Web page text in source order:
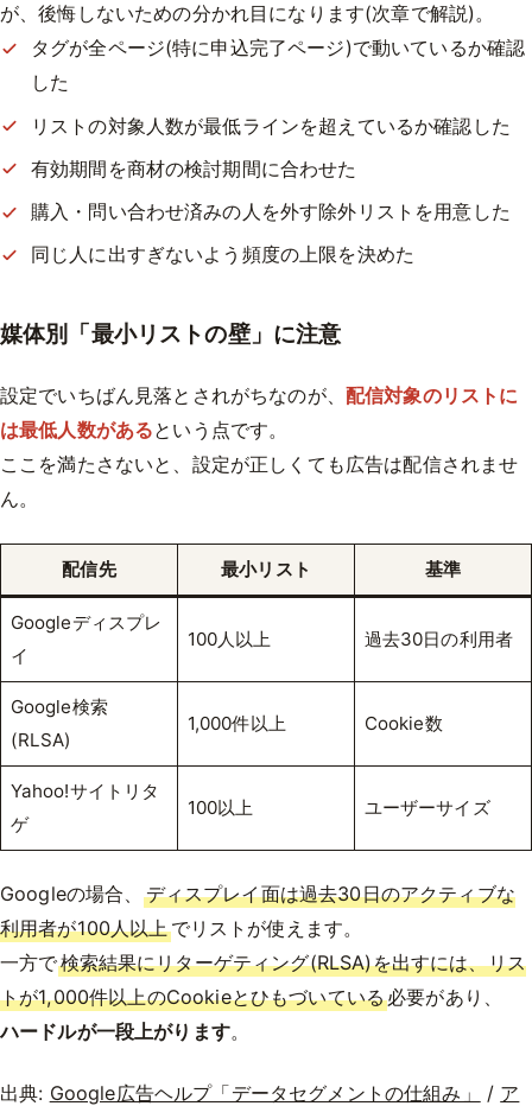
が、後悔しないための分かれ目になります(次章で解説)。
タグが全ページ(特に申込完了ページ)で動いているか確認
した
リストの対象人数が最低ラインを超えているか確認した
有効期間を商材の検討期間に合わせた
購入・問い合わせ済みの人を外す除外リストを用意した
同じ人に出すぎないよう頻度の上限を決めた
媒体別「最小リストの壁」に注意
設定でいちばん見落とされがちなのが、 配信対象のリストに
は最低人数があるという点です。
ここを満たさないと、設定が正しくても広告は配信されませ
ん。
配信先 最小リスト 基準
Googleディスプレ
イ
100人以上 過去30日の利用者
Google検索
(RLSA)
1,000件以上 Cookie数
Yahoo!サイトリタ
ゲ
100以上 ユーザーサイズ
Googleの場合、 ディスプレイ面は過去30日のアクティブな
利用者が100人以上でリストが使えます。
一方で検索結果にリターゲティング(RLSA)を出すには、リス
トが1,000件以上のCookieとひもづいている必要があり、
ハードルが一段上がります。
出典: Google広告ヘルプ「データセグメントの仕組み」 / ア